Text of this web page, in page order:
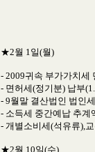
★2월 1일(월)
- 2009귀속 부가가치세
- 면허세(정기분) 납부
- 9월말 결산법인 법인
- 소득세 중간예납 추계
- 개별소비세(석유류),
★2월 10일(수)